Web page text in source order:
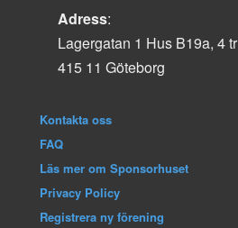
Adress:
Lagergatan 1 Hus B19a, 4 tr
415 11 Göteborg
Kontakta oss
FAQ
Läs mer om Sponsorhuset
Privacy Policy
Registrera ny förening